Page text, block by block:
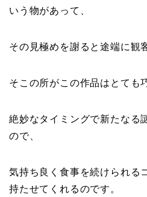
いう物があって、
その見極めを謝ると途端に観
そこの所がこの作品はとても
絶妙なタイミングで新たなる
ので、
気持ち良く食事を続けられる
持たせてくれるのです。